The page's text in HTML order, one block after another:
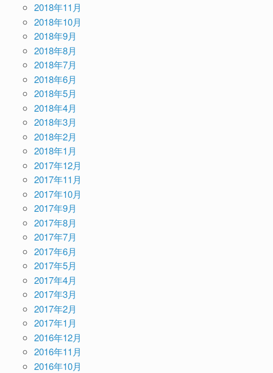
2018年11月
2018年10月
2018年9月
2018年8月
2018年7月
2018年6月
2018年5月
2018年4月
2018年3月
2018年2月
2018年1月
2017年12月
2017年11月
2017年10月
2017年9月
2017年8月
2017年7月
2017年6月
2017年5月
2017年4月
2017年3月
2017年2月
2017年1月
2016年12月
2016年11月
2016年10月